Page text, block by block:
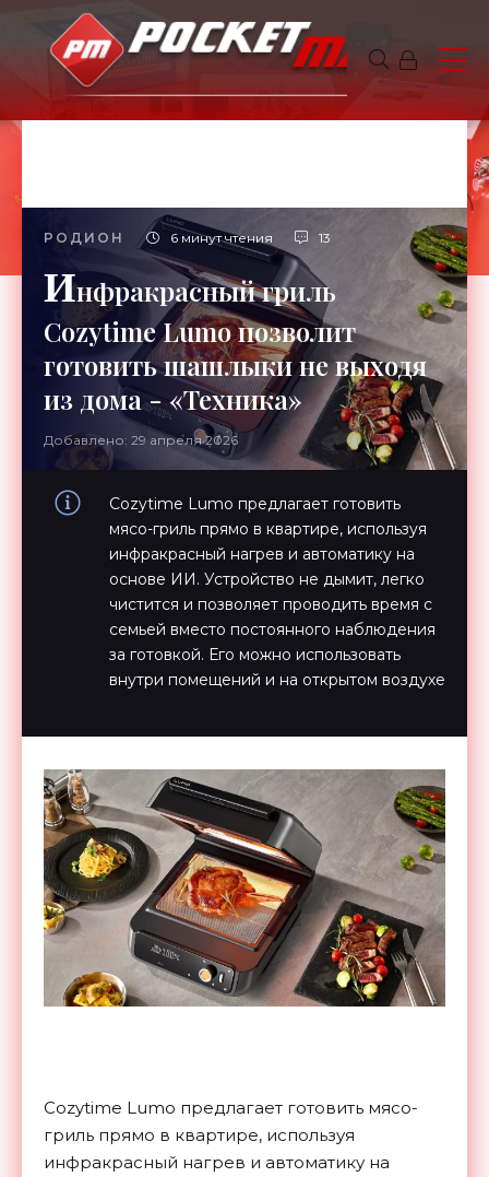
РОДИОН 6 минут чтения 13
Инфракрасный гриль
Cozytime Lumo позволит
готовить шашлыки не выходя
из дома - «Техника»
Добавлено: 29 апреля 2026
Cozytime Lumo предлагает готовить
мясо-гриль прямо в квартире, используя
инфракрасный нагрев и автоматику на
основе ИИ. Устройство не дымит, легко
чистится и позволяет проводить время с
семьей вместо постоянного наблюдения
за готовкой. Его можно использовать
внутри помещений и на открытом воздухе
Cozytime Lumo предлагает готовить мясо-
гриль прямо в квартире, используя
инфракрасный нагрев и автоматику на